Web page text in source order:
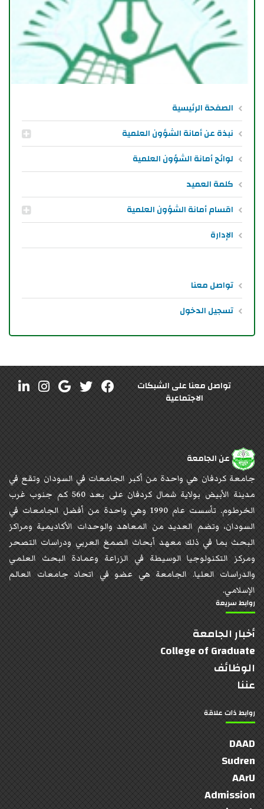
الصفحة الرئيسية
نبذة عن أمانة الشؤون العلمية
لوائح أمانة الشؤون العلمية
كلمة العميد
اقسام أمانة الشؤون العلمية
الإدارة
تواصل معنا
تسجيل الدخول
تواصل معنا على الشبكات
الاجتماعية
عن الجامعة
جامعة كردفان هي واحدة من أكبر الجامعات في السودان وتقع في
مدينة الأبيض بولاية شمال كردفان على بعد 560 كم جنوب غرب
الخرطوم. تأسست عام 1990 وهي واحدة من أفضل الجامعات في
السودان، وتضم العديد من المعاهد والوحدات الأكاديمية ومراكز
البحث بما في ذلك معهد أبحاث الصمغ العربي ودراسات التصحر
ومركز التكنولوجيا الوسيطة في الزراعة وعمادة البحث العلمي
والدراسات العليا. الجامعة هي عضو في اتحاد جامعات العالم
الإسلامي.
روابط سريعة
أخبار الجامعة
College of Graduate
الوظائف
عننا
روابط ذات علاقة
DAAD
Sudren
AArU
Admission